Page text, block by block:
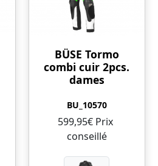
BÜSE Tormo
combi cuir 2pcs.
dames
BU_10570
599,95€ Prix ​​
conseillé